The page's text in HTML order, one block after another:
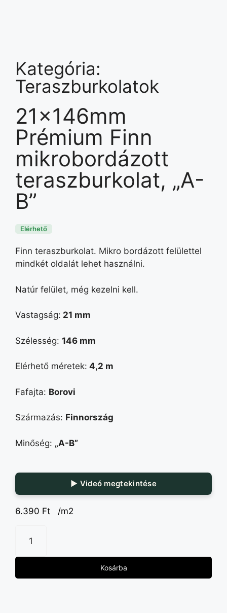
Kategória:
Teraszburkolatok
21x146mm
Prémium Finn
mikrobordázott
teraszburkolat, „A-
B”
Elérhető
Finn teraszburkolat. Mikro bordázott felülettel
mindkét oldalát lehet használni.
Natúr felület, még kezelni kell.
Vastagság: 21 mm
Szélesség: 146 mm
Elérhető méretek: 4,2 m
Fafajta: Borovi
Származás: Finnország
Minőség: „A-B”
▶ Videó megtekintése
6.390 Ft /m2
Kosárba